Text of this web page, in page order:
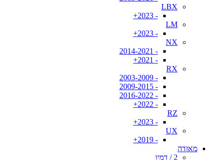
LBX
- 2023+
LM
- 2023+
NX
- 2014-2021
- 2021+
RX
- 2003-2009
- 2009-2015
- 2016-2022
- 2022+
RZ
- 2023+
UX
- 2019+
מאזדה
2 / דמיו